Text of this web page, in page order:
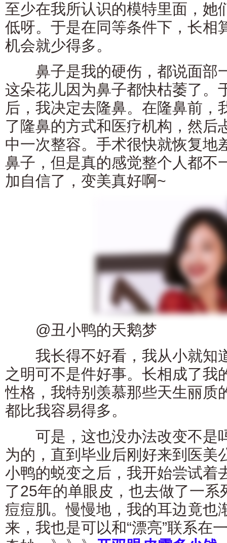
至少在我所认识的模特里面，她
低呀。于是在同等条件下，长相
机会就少得多。
鼻子是我的硬伤，都说面部
这朵花儿因为鼻子都快枯萎了。
后，我决定去隆鼻。在隆鼻前，
了隆鼻的方式和医疗机构，然后
中一次整容。手术很快就恢复地
鼻子，但是真的感觉整个人都不
加自信了，变美真好啊~
@丑小鸭的天鹅梦
我长得不好看，我从小就知
之明可不是件好事。长相成了我
性格，我特别羡慕那些天生丽质
都比我容易得多。
可是，这也没办法改变不是
为的，直到毕业后刚好来到医美
小鸭的蜕变之后，我开始尝试着
了25年的单眼皮，也去做了一
痘痘肌。慢慢地，我的耳边竟也
来，我也是可以和“漂亮”联系在